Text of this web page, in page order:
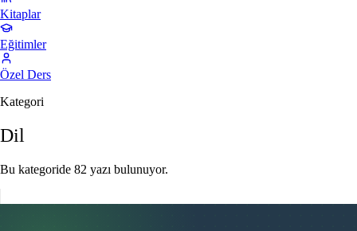
Kitaplar
Eğitimler
Özel Ders
Kategori
Dil
Bu kategoride 82 yazı bulunuyor.